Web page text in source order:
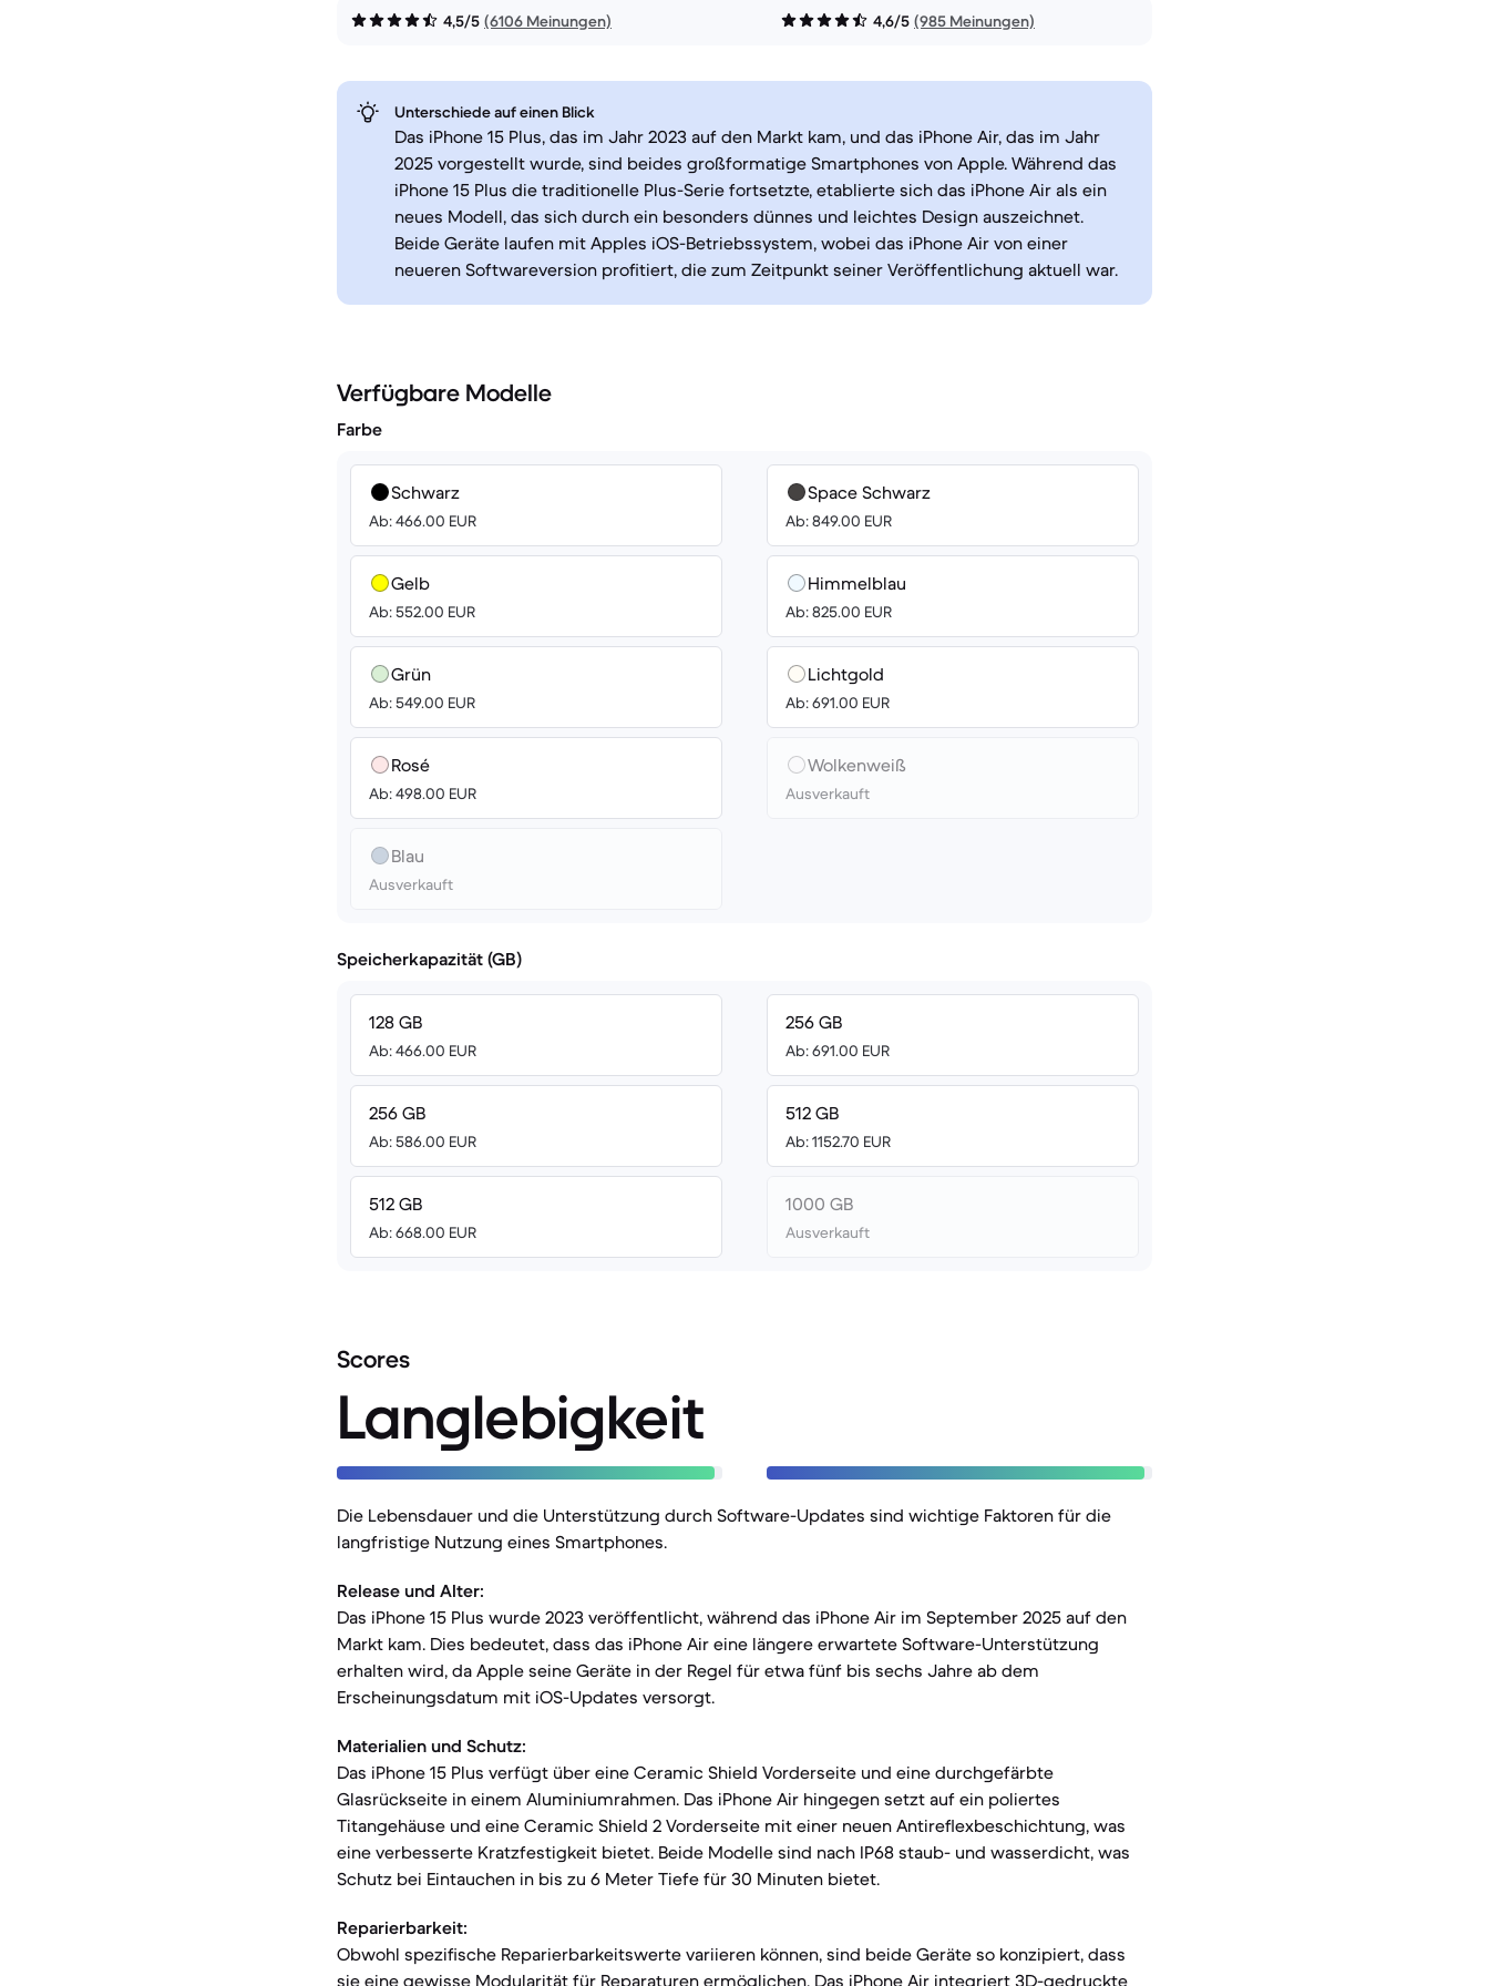
4,5/5 (6106 Meinungen) 4,6/5 (985 Meinungen)
Unterschiede auf einen Blick
Das iPhone 15 Plus, das im Jahr 2023 auf den Markt kam, und das iPhone Air, das im Jahr
2025 vorgestellt wurde, sind beides großformatige Smartphones von Apple. Während das
iPhone 15 Plus die traditionelle Plus-Serie fortsetzte, etablierte sich das iPhone Air als ein
neues Modell, das sich durch ein besonders dünnes und leichtes Design auszeichnet.
Beide Geräte laufen mit Apples iOS-Betriebssystem, wobei das iPhone Air von einer
neueren Softwareversion profitiert, die zum Zeitpunkt seiner Veröffentlichung aktuell war.
Verfügbare Modelle
Farbe
Schwarz
Ab: 466.00 EUR
Gelb
Ab: 552.00 EUR
Grün
Ab: 549.00 EUR
Rosé
Ab: 498.00 EUR
Blau
Ausverkauft
Space Schwarz
Ab: 849.00 EUR
Himmelblau
Ab: 825.00 EUR
Lichtgold
Ab: 691.00 EUR
Wolkenweiß
Ausverkauft
Speicherkapazität (GB)
128 GB
Ab: 466.00 EUR
256 GB
Ab: 586.00 EUR
512 GB
Ab: 668.00 EUR
256 GB
Ab: 691.00 EUR
512 GB
Ab: 1152.70 EUR
1000 GB
Ausverkauft
Scores
Langlebigkeit
Die Lebensdauer und die Unterstützung durch Software-Updates sind wichtige Faktoren für die
langfristige Nutzung eines Smartphones.
Release und Alter:
Das iPhone 15 Plus wurde 2023 veröffentlicht, während das iPhone Air im September 2025 auf den
Markt kam. Dies bedeutet, dass das iPhone Air eine längere erwartete Software-Unterstützung
erhalten wird, da Apple seine Geräte in der Regel für etwa fünf bis sechs Jahre ab dem
Erscheinungsdatum mit iOS-Updates versorgt.
Materialien und Schutz:
Das iPhone 15 Plus verfügt über eine Ceramic Shield Vorderseite und eine durchgefärbte
Glasrückseite in einem Aluminiumrahmen. Das iPhone Air hingegen setzt auf ein poliertes
Titangehäuse und eine Ceramic Shield 2 Vorderseite mit einer neuen Antireflexbeschichtung, was
eine verbesserte Kratzfestigkeit bietet. Beide Modelle sind nach IP68 staub- und wasserdicht, was
Schutz bei Eintauchen in bis zu 6 Meter Tiefe für 30 Minuten bietet.
Reparierbarkeit:
Obwohl spezifische Reparierbarkeitswerte variieren können, sind beide Geräte so konzipiert, dass
sie eine gewisse Modularität für Reparaturen ermöglichen. Das iPhone Air integriert 3D-gedruckte